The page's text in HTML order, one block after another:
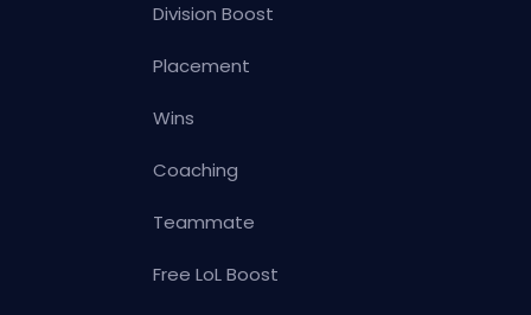
Division Boost
Placement
Wins
Coaching
Teammate
Free LoL Boost